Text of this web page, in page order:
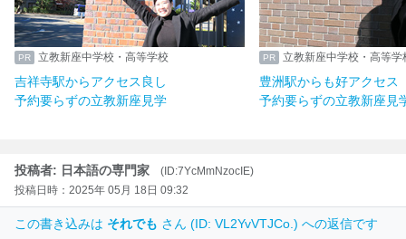
立教新座中学校・高等学校
吉祥寺駅からアクセス良し
予約要らずの立教新座見学
立教新座中学校・高等学
豊洲駅からも好アクセス
予約要らずの立教新座見
投稿者: 日本語の専門家
(ID:7YcMmNzocIE)
投稿日時：2025年 05月 18日 09:32
この書き込みは それでも さん (ID: VL2YvVTJCo.) への返信です